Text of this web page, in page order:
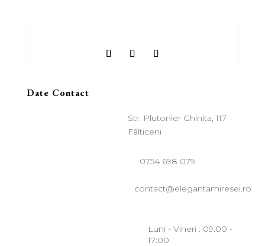
Date Contact
Str. Plutonier Ghinita, 117
Fălticeni
0754 698 079
contact@elegantamiresei.ro
Luni - Vineri : 09:00 -
17:00